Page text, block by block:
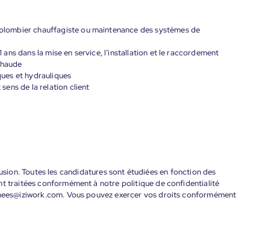
chauffagiste ou maintenance des systèmes de
dans la mise en service, l’installation et le raccordement
et hydrauliques
de la relation client
Toutes les candidatures sont étudiées en fonction des
traitées conformément à notre politique de confidentialité
Vous pouvez exercer vos droits conformément